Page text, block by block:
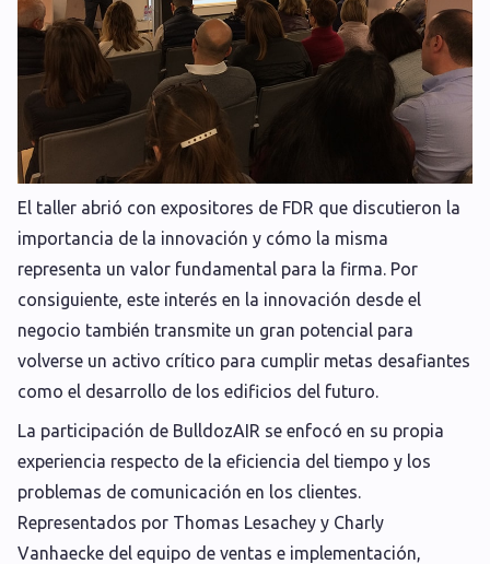
El taller abrió con expositores de FDR que discutieron la
importancia de la innovación y cómo la misma
representa un valor fundamental para la firma. Por
consiguiente, este interés en la innovación desde el
negocio también transmite un gran potencial para
volverse un activo crítico para cumplir metas desafiantes
como el desarrollo de los edificios del futuro.
La participación de BulldozAIR se enfocó en su propia
experiencia respecto de la eficiencia del tiempo y los
problemas de comunicación en los clientes.
Representados por Thomas Lesachey y Charly
Vanhaecke del equipo de ventas e implementación,